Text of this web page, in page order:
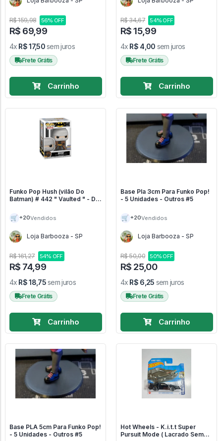
R$ 159,98 56% OFF
R$ 69,99
4x R$ 17,50sem juros
Frete Grátis
Carrinho
R$ 34,67 54% OFF
R$ 15,99
4x R$ 4,00 sem juros
Frete Grátis
Carrinho
Funko Pop Hush (vilão Do
Batman) # 442 " Vaulted " - DC
🛒 +20Vendidos
Loja Barbooza - SP
R$ 161,27 54% OFF
R$ 74,99
4x R$ 18,75sem juros
Frete Grátis
Carrinho
Base Pla 3cm Para Funko Pop!
- 5 Unidades - Outros #5
🛒 +20Vendidos
Loja Barbooza - SP
R$ 50,00 50% OFF
R$ 25,00
4x R$ 6,25 sem juros
Frete Grátis
Carrinho
Base PLA 5cm Para Funko Pop!
- 5 Unidades - Outros #5
Hot Wheels - K.i.t.t Super
Pursuit Mode ( Lacrado Sem